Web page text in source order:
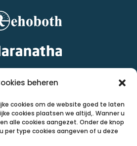
beheren
cookies om de website goed te laten
cookies plaatsen we altijd,. Wanner u
alle cookies aangezet. Onder de knop
per type cookies aangeven of u deze